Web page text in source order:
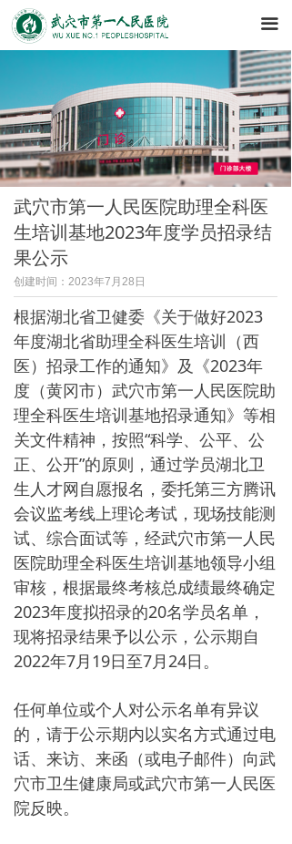
끀
武穴市第一人民医院助理全科医
生培训基地2023年度学员招录结
果公示
创建时间： 2023年7月28日
根据湖北省卫健委《关于做好2023
年度湖北省助理全科医生培训（西
医）招录工作的通知》及《2023年
度（黄冈市）武穴市第一人民医院助
理全科医生培训基地招录通知》等相
关文件精神，按照“科学、公平、公
正、公开”的原则，通过学员湖北卫
生人才网自愿报名，委托第三方腾讯
会议监考线上理论考试，现场技能测
试、综合面试等，经武穴市第一人民
医院助理全科医生培训基地领导小组
审核，根据最终考核总成绩最终确定
2023年度拟招录的20名学员名单，
现将招录结果予以公示，公示期自
2022年7月19日至7月24日。
任何单位或个人对公示名单有异议
的，请于公示期内以实名方式通过电
话、来访、来函（或电子邮件）向武
穴市卫生健康局或武穴市第一人民医
院反映。